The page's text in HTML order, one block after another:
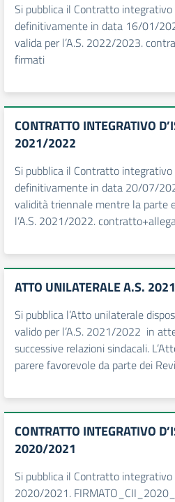
Si pubblica il Contratto
definitivamente in data 16/01/
valida per l’A.S. 2022/2023.
firmati
CONTRATTO INTEGRATIVO
2021/2022
Si pubblica il Contratto
definitivamente in data 20/07/
validità triennale mentre la parte
l’A.S. 2021/2022.
ATTO UNILATERALE A.S.
Si pubblica l’Atto unilaterale
valido per l’A.S. 2021/2022 in
successive relazioni sindacali.
parere favorevole da parte dei
CONTRATTO INTEGRATIVO
2020/2021
Si pubblica il Contratto integrativo
2020/2021.